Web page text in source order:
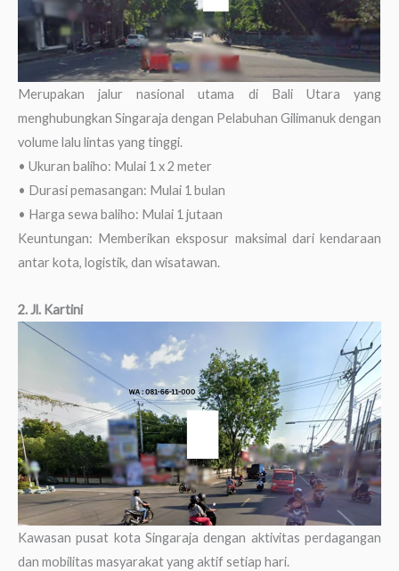
Merupakan jalur nasional utama di Bali Utara yang
menghubungkan Singaraja dengan Pelabuhan Gilimanuk dengan
volume lalu lintas yang tinggi.
• Ukuran baliho: Mulai 1 x 2 meter
• Durasi pemasangan: Mulai 1 bulan
• Harga sewa baliho: Mulai 1 jutaan
Keuntungan: Memberikan eksposur maksimal dari kendaraan
antar kota, logistik, dan wisatawan.
2. Jl. Kartini
Kawasan pusat kota Singaraja dengan aktivitas perdagangan
dan mobilitas masyarakat yang aktif setiap hari.